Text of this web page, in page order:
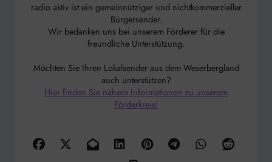
radio aktiv ist ein gemeinnütziger und nichtkommerzieller
Bürgersender.
Wir bedanken uns bei unserem Förderer für die
freundliche Unterstützung.
Möchten Sie Ihren Lokalsender aus dem Weserbergland
auch unterstützen?
Hier finden Sie nähere Informationen zu unserem
Förderkreis!